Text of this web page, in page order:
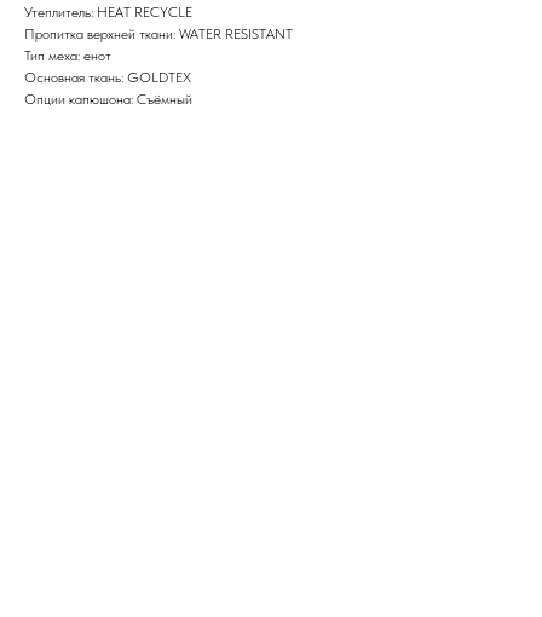
Утеплитель: HEAT RECYCLE
Пропитка верхней ткани: WATER RESISTANT
Тип меха: енот
Основная ткань: GOLDTEX
Опции капюшона: Съёмный